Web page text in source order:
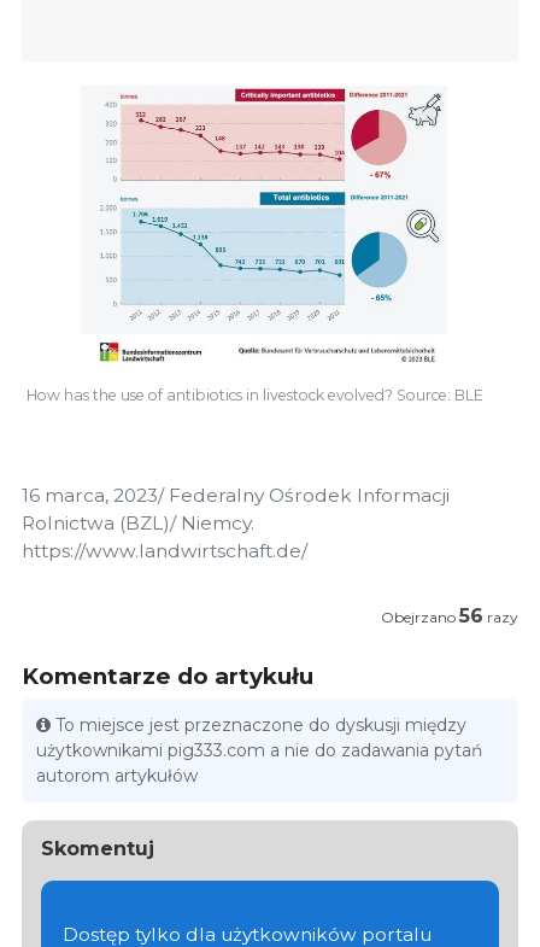
How has the use of antibiotics in livestock evolved? Source: BLE
16 marca, 2023/ Federalny Ośrodek Informacji
Rolnictwa (BZL)/ Niemcy.
https://www.landwirtschaft.de/
Obejrzano 56 razy
Komentarze do artykułu
To miejsce jest przeznaczone do dyskusji między
użytkownikami pig333.com a nie do zadawania pytań
autorom artykułów
Skomentuj
Dostęp tylko dla użytkowników portalu